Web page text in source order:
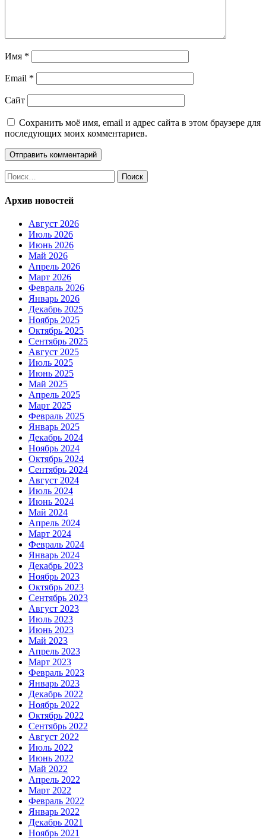
Имя *
Email *
Сайт
Сохранить моё имя, email и адрес сайта в этом браузере для
последующих моих комментариев.
Найти:
Архив новостей
Август 2026
Июль 2026
Июнь 2026
Май 2026
Апрель 2026
Март 2026
Февраль 2026
Январь 2026
Декабрь 2025
Ноябрь 2025
Октябрь 2025
Сентябрь 2025
Август 2025
Июль 2025
Июнь 2025
Май 2025
Апрель 2025
Март 2025
Февраль 2025
Январь 2025
Декабрь 2024
Ноябрь 2024
Октябрь 2024
Сентябрь 2024
Август 2024
Июль 2024
Июнь 2024
Май 2024
Апрель 2024
Март 2024
Февраль 2024
Январь 2024
Декабрь 2023
Ноябрь 2023
Октябрь 2023
Сентябрь 2023
Август 2023
Июль 2023
Июнь 2023
Май 2023
Апрель 2023
Март 2023
Февраль 2023
Январь 2023
Декабрь 2022
Ноябрь 2022
Октябрь 2022
Сентябрь 2022
Август 2022
Июль 2022
Июнь 2022
Май 2022
Апрель 2022
Март 2022
Февраль 2022
Январь 2022
Декабрь 2021
Ноябрь 2021